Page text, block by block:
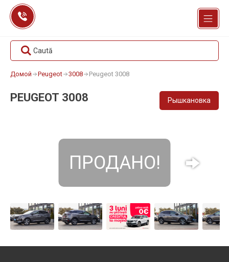
Перейти
содержанию
Caută
Домой Peugeot 3008 Peugeot 3008
PEUGEOT 3008 Рышкановка
ПРОДАНО!